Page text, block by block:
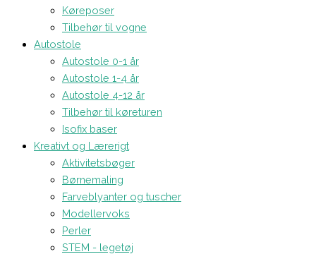
Køreposer
Tilbehør til vogne
Autostole
Autostole 0-1 år
Autostole 1-4 år
Autostole 4-12 år
Tilbehør til køreturen
Isofix baser
Kreativt og Lærerigt
Aktivitetsbøger
Børnemaling
Farveblyanter og tuscher
Modellervoks
Perler
STEM - legetøj